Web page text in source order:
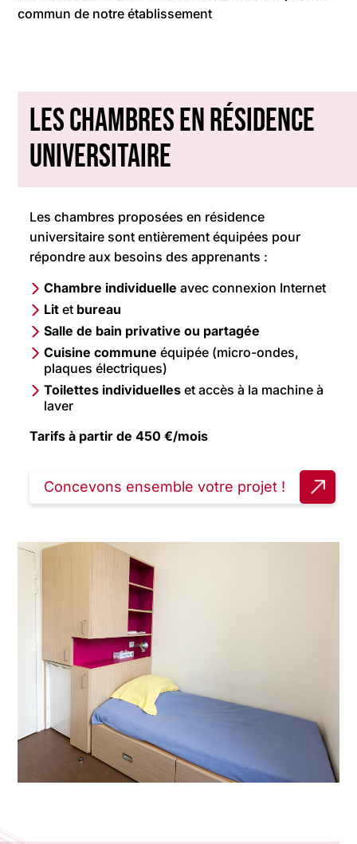
commun de notre établissement
Les chambres en résidence
universitaire
Les chambres proposées en résidence
universitaire sont entièrement équipées pour
répondre aux besoins des apprenants :
Chambre individuelle avec connexion Internet
Lit et bureau
Salle de bain privative ou partagée
Cuisine commune équipée (micro-ondes,
plaques électriques)
Toilettes individuelles et accès à la machine à
laver
Tarifs à partir de 450 €/mois
Concevons ensemble votre projet !